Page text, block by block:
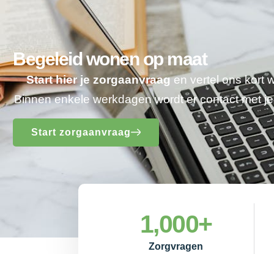
Begeleid wonen op maat
Start hier je zorgaanvraagen vertel ons kort
Binnen enkele werkdagen wordt er contact met
Start zorgaanvraag
Zorgvragen
1,000+